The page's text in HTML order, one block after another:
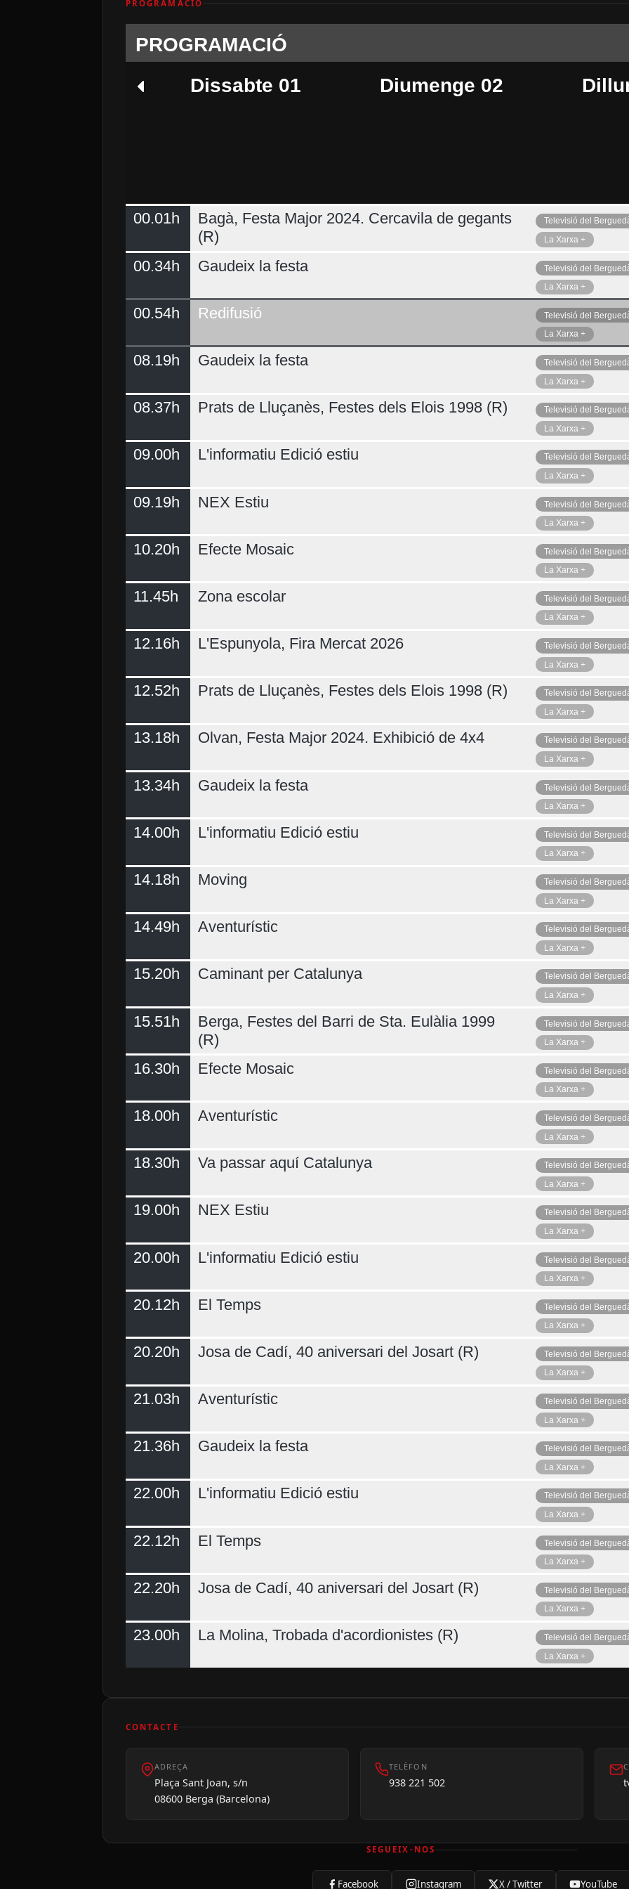
PROGRAMACIÓ
PROGRAMACIÓ
Dissabte 01
Diumenge 02
Dimarts 04 Dimecres 05 Ahir
Demà
00.01h
Bagà, Festa Major 2024. Cercavila de gegants
(R)
Televisió del
La Xarxa +
00.34h Gaudeix la festa
Televisió del
La Xarxa +
00.54h Redifusió
Televisió del
La Xarxa +
08.19h Gaudeix la festa
Televisió del
La Xarxa +
08.37h Prats de Lluçanès, Festes dels Elois 1998 (R)
Televisió del
La Xarxa +
09.00h L'informatiu Edició estiu
Televisió del
La Xarxa +
09.19h NEX Estiu
Televisió del
La Xarxa +
10.20h Efecte Mosaic
Televisió del
La Xarxa +
11.45h Zona escolar
Televisió del
La Xarxa +
12.16h L'Espunyola, Fira Mercat 2026
Televisió del
La Xarxa +
12.52h Prats de Lluçanès, Festes dels Elois 1998 (R)
Televisió del
La Xarxa +
13.18h Olvan, Festa Major 2024. Exhibició de 4x4
Televisió del
La Xarxa +
13.34h Gaudeix la festa
Televisió del
La Xarxa +
14.00h L'informatiu Edició estiu
Televisió del
La Xarxa +
14.18h Moving
Televisió del
La Xarxa +
14.49h Aventurístic
Televisió del
La Xarxa +
15.20h Caminant per Catalunya
Televisió del
La Xarxa +
15.51h
Berga, Festes del Barri de Sta. Eulàlia 1999
(R)
Televisió del
La Xarxa +
16.30h Efecte Mosaic
Televisió del
La Xarxa +
18.00h Aventurístic
Televisió del
La Xarxa +
18.30h Va passar aquí Catalunya
Televisió del
La Xarxa +
19.00h NEX Estiu
Televisió del
La Xarxa +
20.00h L'informatiu Edició estiu
Televisió del
La Xarxa +
20.12h El Temps
Televisió del
La Xarxa +
20.20h Josa de Cadí, 40 aniversari del Josart (R)
Televisió del
La Xarxa +
21.03h Aventurístic
Televisió del
La Xarxa +
21.36h Gaudeix la festa
Televisió del
La Xarxa +
22.00h L'informatiu Edició estiu
Televisió del
La Xarxa +
22.12h El Temps
Televisió del
La Xarxa +
22.20h Josa de Cadí, 40 aniversari del Josart (R)
Televisió del
La Xarxa +
23.00h La Molina, Trobada d'acordionistes (R)
Televisió del
La Xarxa +
CONTACTE
ADREÇA
Plaça Sant Joan, s/n
08600 Berga (Barcelona)
TELÈFON
938 221 502
SEGUEIX-NOS
Facebook Instagram X / Twitter YouTube